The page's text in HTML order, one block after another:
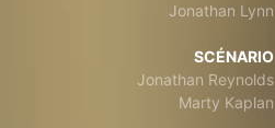
Jonathan Lynn
SCÉNARIO
Jonathan Reynolds
Marty Kaplan